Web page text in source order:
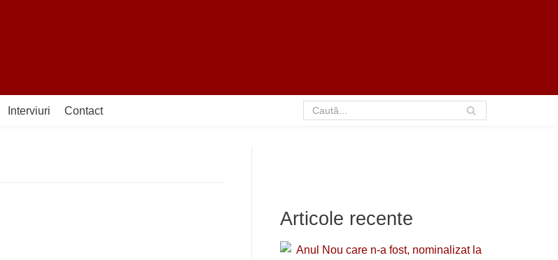
Interviuri Contact
Articole recente